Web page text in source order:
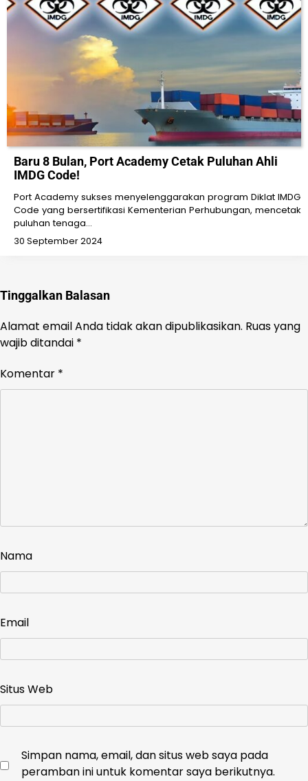
Baru 8 Bulan, Port Academy Cetak Puluhan Ahli
IMDG Code!
Port Academy sukses menyelenggarakan program Diklat IMDG
Code yang bersertifikasi Kementerian Perhubungan, mencetak
puluhan tenaga…
30 September 2024
Tinggalkan Balasan
Alamat email Anda tidak akan dipublikasikan. Ruas yang
wajib ditandai *
Komentar *
Nama
Email
Situs Web
Simpan nama, email, dan situs web saya pada
peramban ini untuk komentar saya berikutnya.